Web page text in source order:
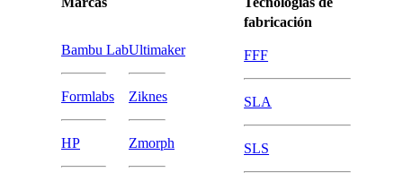
Bambu Lab
Formlabs
HP
Ultimaker
Ziknes
Zmorph
fabricación
FFF
SLA
SLS